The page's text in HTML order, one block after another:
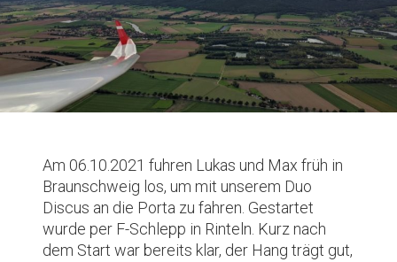
Am 06.10.2021 fuhren Lukas und Max früh in
Braunschweig los, um mit unserem Duo
Discus an die Porta zu fahren. Gestartet
wurde per F-Schlepp in Rinteln. Kurz nach
dem Start war bereits klar, der Hang trägt gut,